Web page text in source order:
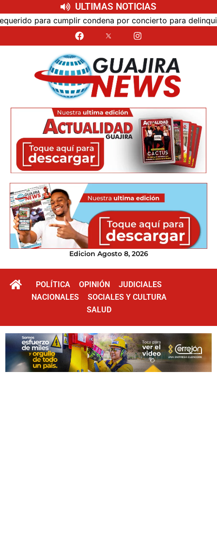
ULTIMAS NOTICIAS
para cumplir condena por concierto para delinquir y
Edicion Agosto 8, 2026
POLÍTICA OPINIÓN
JUDICIALES
NACIONALES
SOCIALES Y CULTURA
SALUD